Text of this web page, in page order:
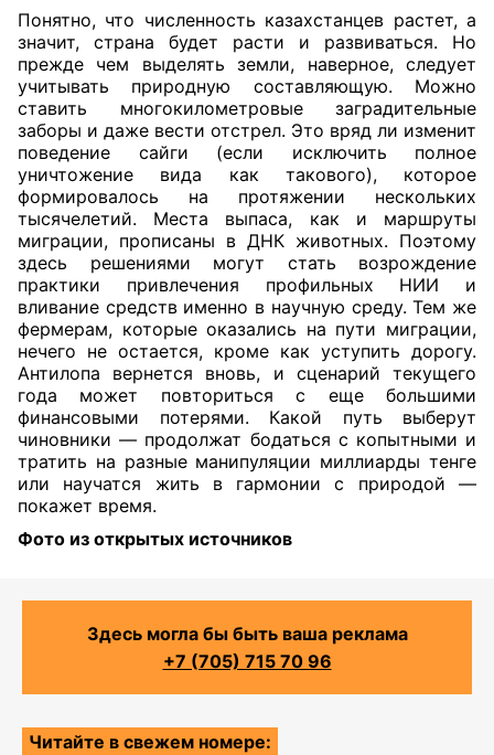
Понятно, что численность казахстанцев растет, а
значит, страна будет расти и развиваться. Но
прежде чем выделять земли, наверное, следует
учитывать природную составляющую. Можно
ставить многокилометровые заградительные
заборы и даже вести отстрел. Это вряд ли изменит
поведение сайги (если исключить полное
уничтожение вида как такового), которое
формировалось на протяжении нескольких
тысячелетий. Места выпаса, как и маршруты
миграции, прописаны в ДНК животных. Поэтому
здесь решениями могут стать возрождение
практики привлечения профильных НИИ и
вливание средств именно в научную среду. Тем же
фермерам, которые оказались на пути миграции,
нечего не остается, кроме как уступить дорогу.
Антилопа вернется вновь, и сценарий текущего
года может повториться с еще большими
финансовыми потерями. Какой путь выберут
чиновники — продолжат бодаться с копытными и
тратить на разные манипуляции миллиарды тенге
или научатся жить в гармонии с природой —
покажет время.
Фото из открытых источников
Здесь могла бы быть ваша реклама
+7 (705) 715 70 96
Читайте в свежем номере: